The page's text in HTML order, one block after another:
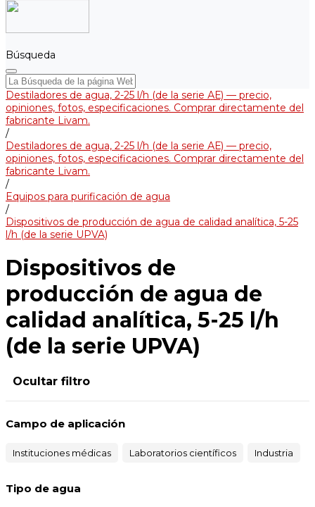
Búsqueda
Destiladores de agua, 2-25 l/h (de la serie АЕ) — precio,
opiniones, fotos, especificaciones. Comprar directamente del
fabricante Livam.
/
Destiladores de agua, 2-25 l/h (de la serie АЕ) — precio,
opiniones, fotos, especificaciones. Comprar directamente del
fabricante Livam.
/
Equipos para purificación de agua
/
Dispositivos de producción de agua de calidad analítica, 5-25
l/h (de la serie UPVA)
Dispositivos de
producción de agua de
calidad analítica, 5-25 l/h
(de la serie UPVA)
Ocultar filtro
Campo de aplicación
Instituciones médicas Laboratorios científicos Industria
Tipo de agua